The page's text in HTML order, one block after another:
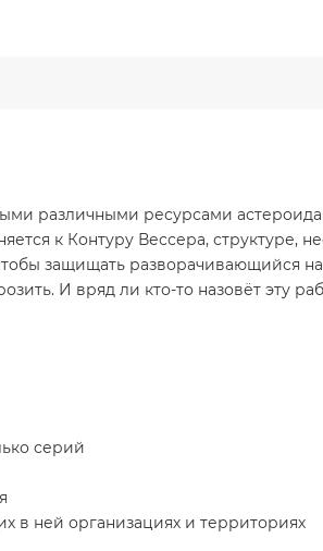
различными ресурсами
к Контуру Вессера, структуре,
защищать
И вряд ли кто-то назовёт эту
серий
в ней организациях и территориях